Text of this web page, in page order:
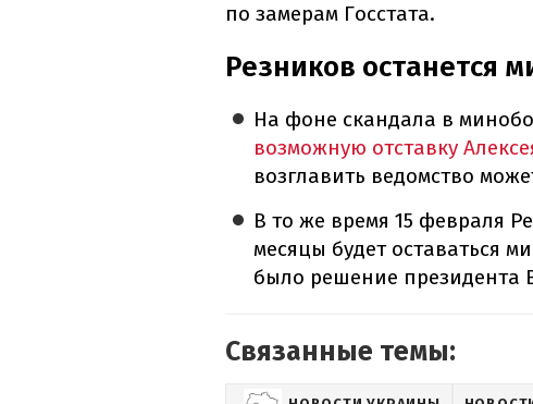
по замерам Госстата.
Резников останется
На фоне скандала в
возможную отставку
возглавить ведомство
В то же время 15 февраля
месяцы будет оставаться
было решение президента
Связанные темы: